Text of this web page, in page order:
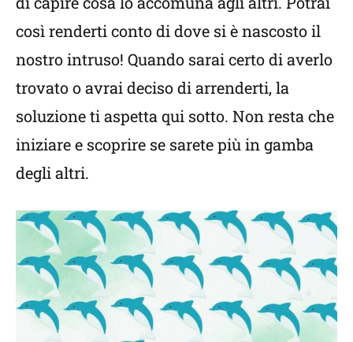
così renderti conto di dove si è nascosto il
nostro intruso! Quando sarai certo di averlo
trovato o avrai deciso di arrenderti, la
soluzione ti aspetta qui sotto. Non resta che
iniziare e scoprire se sarete più in gamba
degli altri.